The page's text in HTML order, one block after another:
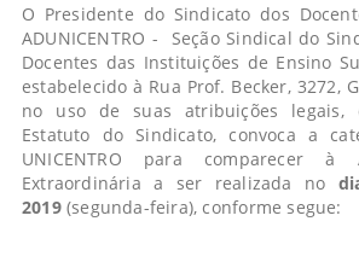
O Presidente do Sindicato dos
ADUNICENTRO - Seção Sindical do
Docentes das Instituições de Ensino
estabelecido à Rua Prof. Becker, 3272,
no uso de suas atribuições legais,
Estatuto do Sindicato, convoca a
UNICENTRO para comparecer à
Extraordinária a ser realizada no
2019 (segunda-feira), conforme segue: